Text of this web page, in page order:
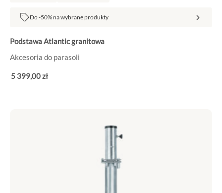
Do -50% na wybrane produkty
Podstawa Atlantic granitowa
Akcesoria do parasoli
5 399,00zł